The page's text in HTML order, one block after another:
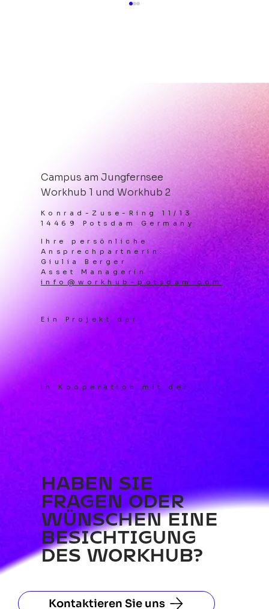
Campus am Jungfernsee
Workhub 1 und Workhub 2
Konrad-Zuse-Ring 11/13
14469 Potsdam Germany
Ihre persönliche
Ansprechpartnerin:
Giulia Berger
Asset Managerin
info@workhub-potsdam.com
Ein Projekt der
In Kooperation mit der
HABEN SIE
FRAGEN ODER
WÜNSCHEN EINE
BESICHTIGUNG
DES WORKHUB?
Kontaktieren Sie uns